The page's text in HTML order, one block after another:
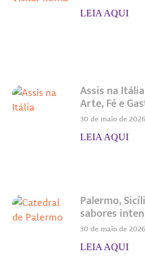
LEIA AQUI
Assis na
Arte, Fé e
30 de maio de 2026
LEIA AQUI
Palermo,
sabores
30 de maio de 2026
LEIA AQUI